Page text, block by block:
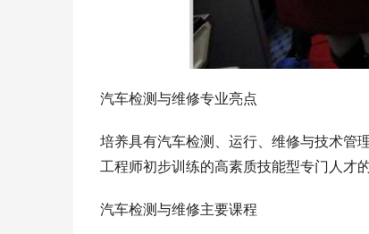
汽车检测与维修专业亮点
培养具有汽车检测、运行、维修与技术管
工程师初步训练的高素质技能型专门人才
汽车检测与维修主要课程